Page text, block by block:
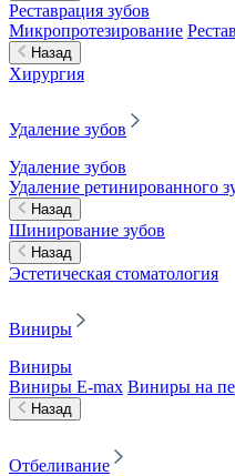
Реставрация зубов
Микропротезирование
Назад
Хирургия
Удаление зубов
Удаление зубов
Удаление ретинированного
Назад
Шинирование зубов
Назад
Эстетическая стоматология
Виниры
Виниры
Виниры E-max Виниры на
Назад
Отбеливание